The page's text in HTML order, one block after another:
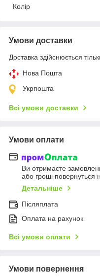
Колір
Умови доставки
Доставка здійснюється
Нова Пошта
Укрпошта
Всі умови доставки
Умови оплати
Ви отримаєте
або гроші повернуться
Детальніше
Післяплата
Оплата на рахунок
Всі умови оплати
Умови повернення